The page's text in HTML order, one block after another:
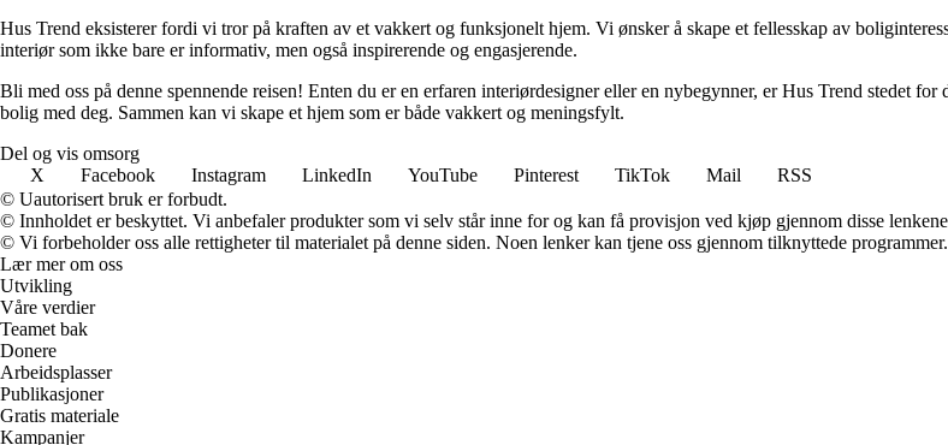
Hus Trend eksisterer fordi vi tror på kraften av et vakkert og funksjonelt hjem. Vi ønsker å skape et fellesskap av
interiør som ikke bare er informativ, men også inspirerende og engasjerende.
Bli med oss på denne spennende reisen! Enten du er en erfaren interiørdesigner eller en nybegynner, er Hus Trend stedet
bolig med deg. Sammen kan vi skape et hjem som er både vakkert og meningsfylt.
Del og vis omsorg
X
Facebook Instagram LinkedIn YouTube Pinterest TikTok Mail
RSS
© Uautorisert bruk er forbudt.
© Innholdet er beskyttet. Vi anbefaler produkter som vi selv står inne for og kan få provisjon ved kjøp gjennom disse
© Vi forbeholder oss alle rettigheter til materialet på denne siden. Noen lenker kan tjene oss gjennom tilknyttede
Lær mer om oss
Utvikling
Våre verdier
Teamet bak
Donere
Arbeidsplasser
Publikasjoner
Gratis materiale
Kampanjer